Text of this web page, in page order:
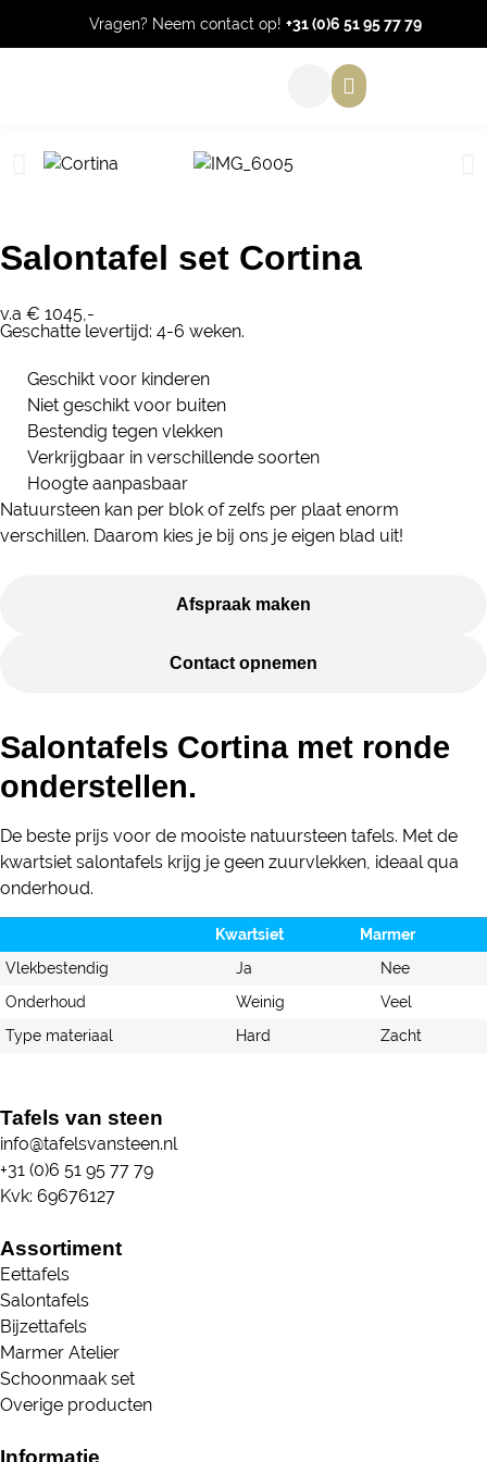
Vragen? Neem contact op!+31 (0)6 51 95 77 79
Salontafel set Cortina
v.a € 1045,-
Geschatte levertijd: 4-6 weken.
Geschikt voor kinderen
Niet geschikt voor buiten
Bestendig tegen vlekken
Verkrijgbaar in verschillende soorten
Hoogte aanpasbaar
Natuursteen kan per blok of zelfs per plaat enorm
verschillen. Daarom kies je bij ons je eigen blad uit!
Afspraak maken
Contact opnemen
Salontafels Cortina met ronde
onderstellen.
De beste prijs voor de mooiste natuursteen tafels. Met de
kwartsiet salontafels krijg je geen zuurvlekken, ideaal qua
onderhoud.
Kwartsiet
Marmer
Vlekbestendig
Ja
Nee
Onderhoud
Weinig
Veel
Type materiaal
Hard Zacht
Tafels van steen
info@tafelsvansteen.nl
+31 (0)6 51 95 77 79
Kvk: 69676127
Assortiment
Eettafels
Salontafels
Bijzettafels
Marmer Atelier
Schoonmaak set
Overige producten